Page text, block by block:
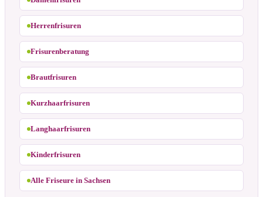
Herrenfrisuren
Frisurenberatung
Brautfrisuren
Kurzhaarfrisuren
Langhaarfrisuren
Kinderfrisuren
Alle Friseure in Sachsen